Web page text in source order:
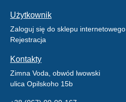
Użytkownik
Zaloguj się do sklepu internetowego
Rejestracja
Kontakty
Zimna Voda, obwód lwowski
ulica Opilskoho 15b